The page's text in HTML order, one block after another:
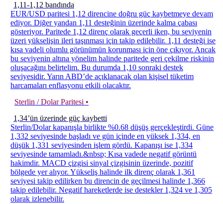
1,11-1,12 bandında
EUR/USD paritesi 1,12 direncine doğru güç kaybetmeye devam
ediyor. Diğer yandan 1,11 desteğinin üzerinde kalma çabası
gösteriyor. Paritede 1,12 direnç olarak geçerli iken, bu seviyenin
üzeri yükselişin ileri taşınması için takip edilebilir. 1,11 desteği ise
kısa vadeli olumlu görünümün korunması için öne çıkıyor. Ancak
bu seviyenin altına yönelim halinde paritede geri çekilme riskinin
oluşacağını belirtelim. Bu durumda 1,10 sonraki destek
seviyesidir. Yarın ABD’de açıklanacak olan kişisel tüketim
harcamaları enflasyonu etkili olacaktır.
Sterlin / Dolar Paritesi •
1,34’ün üzerinde güç kaybetti
Sterlin/Dolar kapanışla birlikte %0.68 düşüş gerçekleştirdi. Güne
1,332 seviyesinde başladı ve gün içinde en yüksek 1,334, en
düşük 1,331 seviyesinden işlem gördü. Kapanışı ise 1,334
seviyesinde tamamladı.&nbsp; Kısa vadede negatif görüntü
hakimdir. MACD çizgisi sinyal çizgisinin üzerinde, pozitif
bölgede yer alıyor. Yükseliş halinde ilk direnç olarak 1,361
seviyesi takip edilirken bu direncin de geçilmesi halinde 1,366
takip edilebilir. Negatif hareketlerde ise destekler 1,324 ve 1,305
olarak izlenebilir.